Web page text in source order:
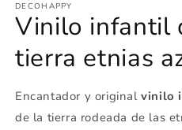
ventana
modal
DECOHAPPY
Vinilo infantil
tierra etnias
Encantador y originalvinilo
de la tierra rodeada de las